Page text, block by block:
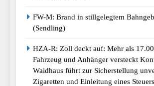
FW-M: Brand in stillgelegtem
(Sendling)
HZA-R: Zoll deckt auf: Mehr als
Fahrzeug und Anhänger versteckt
Waidhaus führt zur Sicherstellung
Zigaretten und Einleitung eines